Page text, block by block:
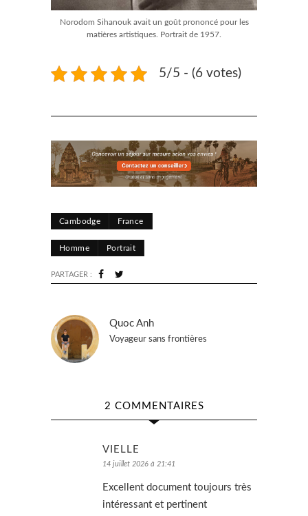
Norodom Sihanouk avait un goût prononcé pour les
matières artistiques. Portrait de 1957.
5/5 - (6 votes)
Cambodge France
Homme Portrait
PARTAGER :
Quoc Anh
Voyageur sans frontières
2 COMMENTAIRES
VIELLE
14 juillet 2026 à 21:41
Excellent document toujours très
intéressant et pertinent